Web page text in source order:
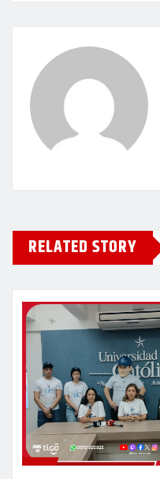
RELATED STORY